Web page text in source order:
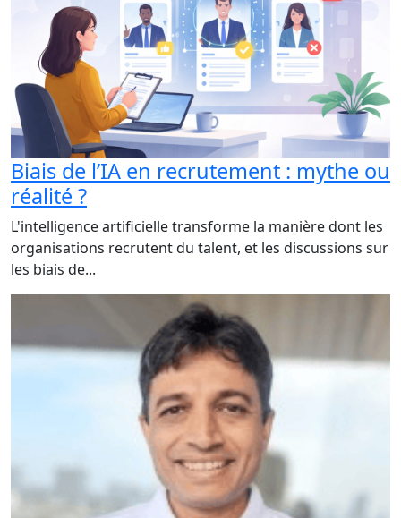
Biais de l’IA en recrutement : mythe ou
réalité ?
L'intelligence artificielle transforme la manière dont les
organisations recrutent du talent, et les discussions sur
les biais de...